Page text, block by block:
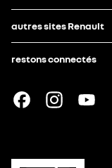
autres sites Renault
restons connectés